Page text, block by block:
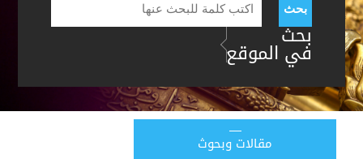
بحث
بحث
في الموقع
مقالات وبحوث